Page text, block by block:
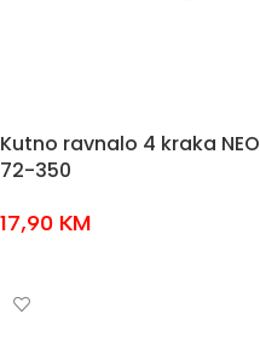
Kutno ravnalo 4 kraka NEO
72-350
17,90 KM